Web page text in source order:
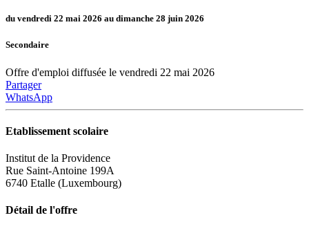
du vendredi 22 mai 2026 au dimanche 28 juin 2026
Secondaire
Offre d'emploi diffusée le vendredi 22 mai 2026
Partager
WhatsApp
Etablissement scolaire
Institut de la Providence
Rue Saint-Antoine 199A
6740 Etalle (Luxembourg)
Détail de l'offre